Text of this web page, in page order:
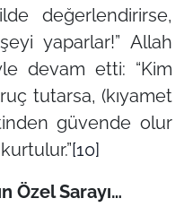
değerlendirirse,
yaparlar!” Allah
devam etti: “Kim
tutarsa, (kıyamet
güvende olur
[10]
Özel Sarayı…